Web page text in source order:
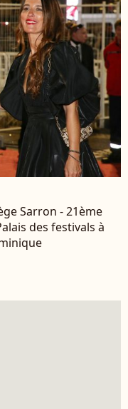
Sarron - 21ème
des festivals à